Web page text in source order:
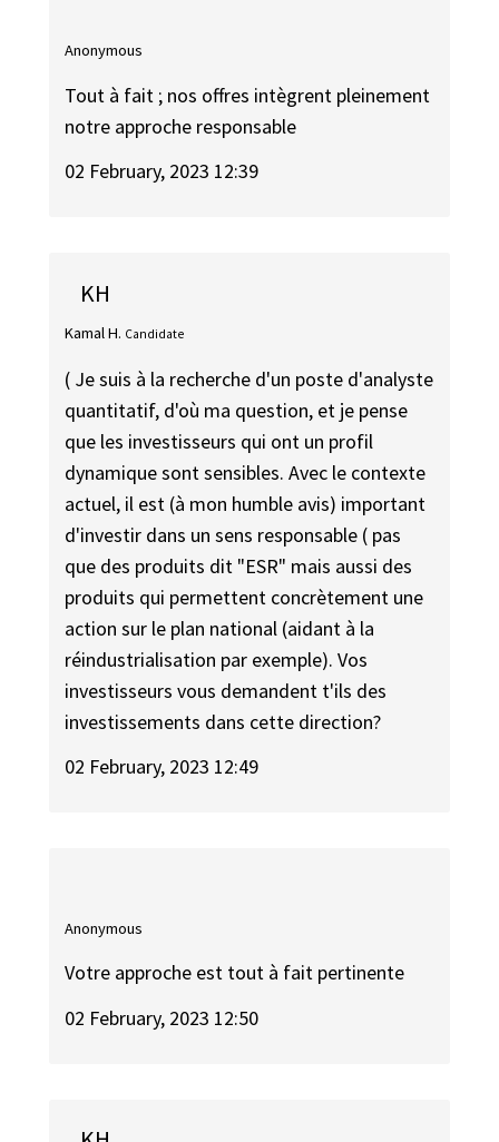
Anonymous
Tout à fait ; nos offres intègrent pleinement
notre approche responsable
02 February, 2023 12:39
KH
Kamal H. Candidate
( Je suis à la recherche d'un poste d'analyste
quantitatif, d'où ma question, et je pense
que les investisseurs qui ont un profil
dynamique sont sensibles. Avec le contexte
actuel, il est (à mon humble avis) important
d'investir dans un sens responsable ( pas
que des produits dit "ESR" mais aussi des
produits qui permettent concrètement une
action sur le plan national (aidant à la
réindustrialisation par exemple). Vos
investisseurs vous demandent t'ils des
investissements dans cette direction?
02 February, 2023 12:49
Anonymous
Votre approche est tout à fait pertinente
02 February, 2023 12:50